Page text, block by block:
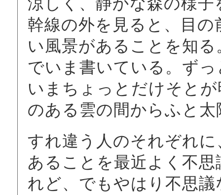
幹線の外を見ると、目
い風景があることを知
でいま書いている。ず
いまちょっとだけそと
のある雲の間からふと
すれ違う人のそれぞれ
あることを最近よく不
れど、でもやはり不思